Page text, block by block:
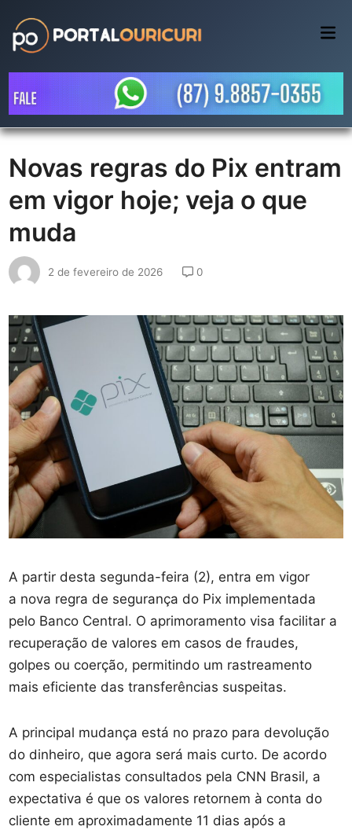
content
Novas regras do Pix entram
em vigor hoje; veja o que
muda
2 de fevereiro de 2026 0
A partir desta segunda-feira (2), entra em vigor
a nova regra de segurança do Pix implementada
pelo Banco Central. O aprimoramento visa facilitar a
recuperação de valores em casos de fraudes,
golpes ou coerção, permitindo um rastreamento
mais eficiente das transferências suspeitas.
A principal mudança está no prazo para devolução
do dinheiro, que agora será mais curto. De acordo
com especialistas consultados pela CNN Brasil, a
expectativa é que os valores retornem à conta do
cliente em aproximadamente 11 dias após a